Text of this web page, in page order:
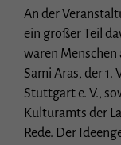
An der
ein großer Teil
waren
Sami Aras, der
Stuttgart e. V.,
Kulturamts der
Rede. Der
Essenzielle Cookies
einwandfreie Funktion
Statistiken (1)
Statistik Cookies
zu verstehen, wie unsere